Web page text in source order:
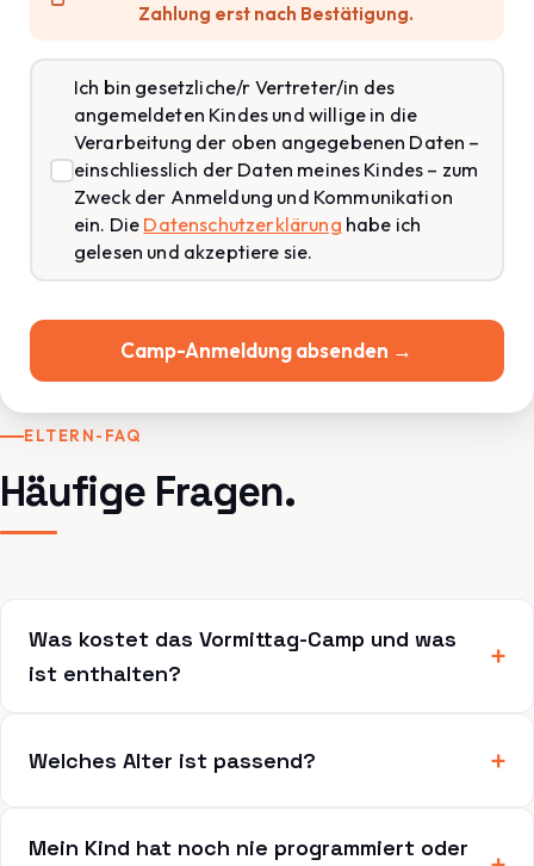
Zahlung erst nach Bestätigung.
Ich bin gesetzliche/r Vertreter/in des
angemeldeten Kindes und willige in die
Verarbeitung der oben angegebenen Daten –
einschliesslich der Daten meines Kindes – zum
Zweck der Anmeldung und Kommunikation
ein. Die Datenschutzerklärung habe ich
gelesen und akzeptiere sie.
Camp-Anmeldung absenden →
ELTERN-FAQ
Häufige Fragen.
Was kostet das Vormittag-Camp und was
ist enthalten?
Welches Alter ist passend?
Mein Kind hat noch nie programmiert oder